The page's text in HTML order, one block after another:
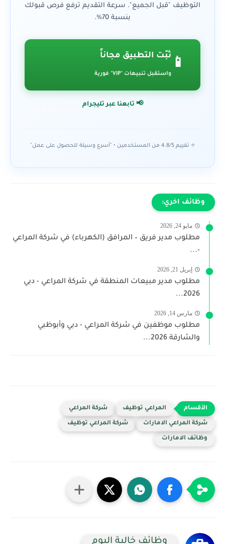
التوظيف "قبل الجميع". سرعة التقديم ترفع فرص قبولك
بنسبة 70%.
📱
ثبّت التطبيق مجاناً
واستقبل تنبيهات "VIP" فورية
📢 تابعنا عبر تليجرام
⭐ تقييم 4.8/5 من المستخدمين • "أسرع وسيلة للحصول على عمل"
وظائف اخري:
مايو 24, 2026
مطلوب مدير فريق – المرافق (الكهرباء) في شركة المراعي
-...
إبريل 21, 2026
مطلوب مدير مبيعات المنطقة في شركة المراعي - دبي
2026...
مارس 14, 2026
مطلوب موظفين في شركة المراعي - دبي وأبوظبي
والشارقة 2026...
المراعي توظيف شركة المراعي
شركة المراعي الامارات شركة المراعي توظيف
وظائف الامارات
وظائف خالية اليوم